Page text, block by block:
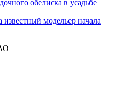
обелиска в усадьбе
модельер начала